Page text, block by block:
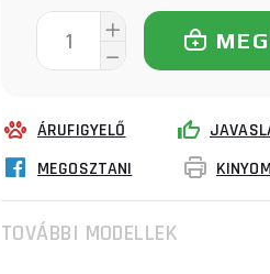
ÁRUFIGYELŐ
MEGOSZTANI
TOVÁBBI MODELLEK